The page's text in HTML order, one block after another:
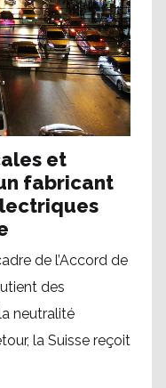
et
fabricant
de l’Accord de
des
neutralité
la Suisse reçoit